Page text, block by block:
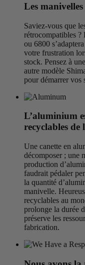
Les
Saviez-vous que
rétrocompatibles ?
ou 6800
votre frustration
stock. Pensez à
autre modèle
pour démarrer vos
L’aluminium
recyclables de
Une canette en
décomposer ; une
production
faudrait pédaler
la quantité
manivelle.
recyclables au
prolonge la durée
préserve les
fabrication.